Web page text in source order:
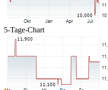
5-Tage-Chart